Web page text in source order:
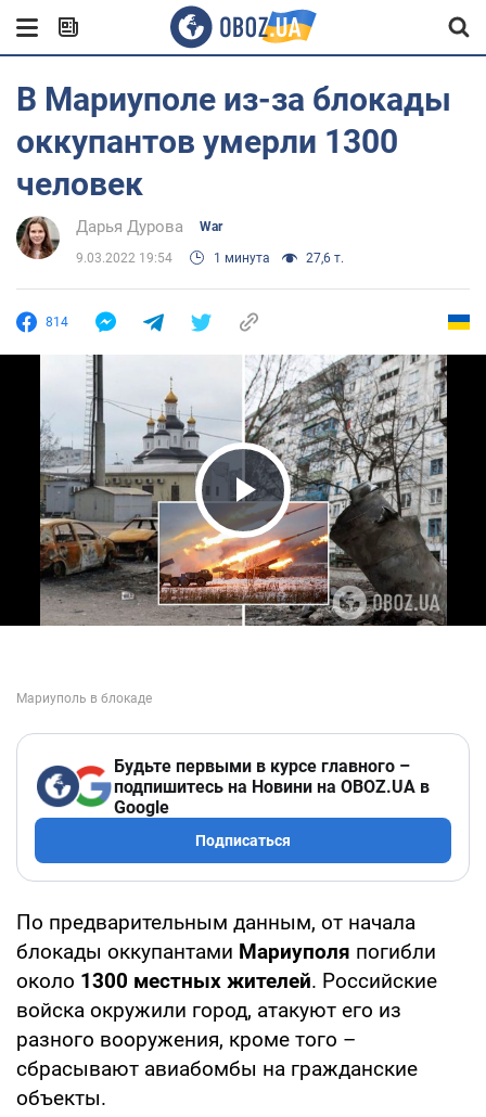
В Мариуполе из-за блокады
оккупантов умерли 1300
человек
Дарья Дурова War
9.03.2022 19:54 1 минута 27,6 т.
814
Play Video
Будьте первыми в курсе главного –
подпишитесь на Новини на OBOZ.UA в
Google
Подписаться
По предварительным данным, от начала
блокады оккупантами Мариуполя погибли
около 1300 местных жителей. Российские
войска окружили город, атакуют его из
разного вооружения, кроме того –
сбрасывают авиабомбы на гражданские
объекты.